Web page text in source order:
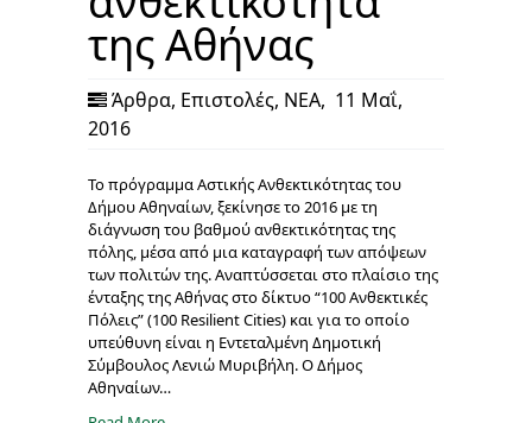
της Αθήνας
Άρθρα, Επιστολές, ΝΕΑ, 11 Μαΐ,
2016
Το πρόγραμμα Αστικής Ανθεκτικότητας του
Δήμου Αθηναίων, ξεκίνησε το 2016 με τη
διάγνωση του βαθμού ανθεκτικότητας της
πόλης, μέσα από μια καταγραφή των απόψεων
των πολιτών της. Αναπτύσσεται στο πλαίσιο της
ένταξης της Αθήνας στο δίκτυο “100 Ανθεκτικές
Πόλεις” (100 Resilient Cities) και για το οποίο
υπεύθυνη είναι η Εντεταλμένη Δημοτική
Σύμβουλος Λενιώ Μυριβήλη. Ο Δήμος
Αθηναίων…